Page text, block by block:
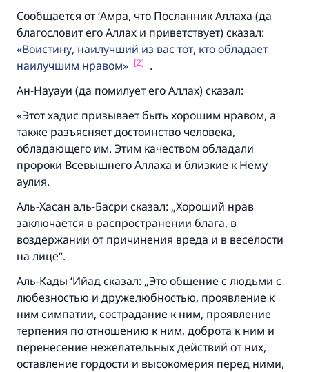
Сообщается от ‘Амра, что Посланник Аллаха (да
благословит его Аллах и приветствует) сказал:
Воистину, наилучший из вас тот, кто обладает
наилучшим нравом
[2] .
Ан-Науауи (да помилует его Аллах) сказал:
«Этот хадис призывает быть хорошим нравом, а
также разъясняет достоинство человека,
обладающего им. Этим качеством обладали
пророки Всевышнего Аллаха и близкие к Нему
аулия.
Аль-Хасан аль-Басри сказал: „Хороший нрав
заключается в распространении блага, в
воздержании от причинения вреда и в веселости
на лице“.
Аль-Кады ‘Ийад сказал: „Это общение с людьми с
любезностью и дружелюбностью, проявление к
ним симпатии, сострадание к ним, проявление
терпения по отношению к ним, доброта к ним и
перенесение нежелательных действий от них,
оставление гордости и высокомерия перед ними,